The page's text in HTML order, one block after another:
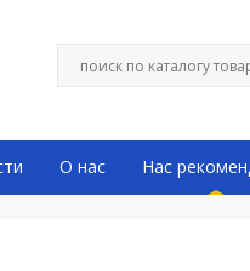
О нас Нас